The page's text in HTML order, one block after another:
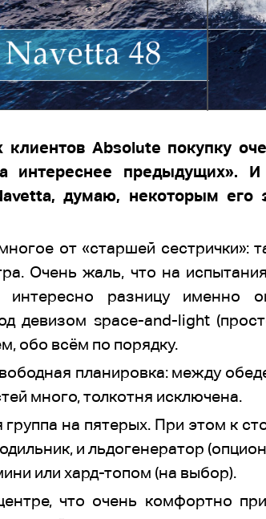
клиентов Absolute покупку
интереснее
думаю, некоторым его
от «старшей сестрички»:
Очень жаль, что на
разницу именно
девизом space-and-light
обо всём по порядку.
планировка: между
много, толкотня исключена.
на пятерых. При этом к
и льдогенератор
или хард-топом (на выбор).
что очень комфортно